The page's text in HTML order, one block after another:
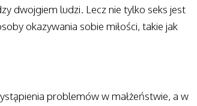
dwojgiem ludzi. Lecz nie tylko seks jest
okazywania sobie miłości, takie jak
problemów w małżeństwie, a w